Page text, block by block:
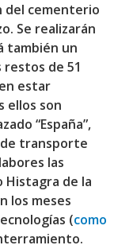
del cementerio
Se realizarán
también un
restos de 51
estar
ellos son
“España”,
de transporte
las
Histagra de la
los meses
(como